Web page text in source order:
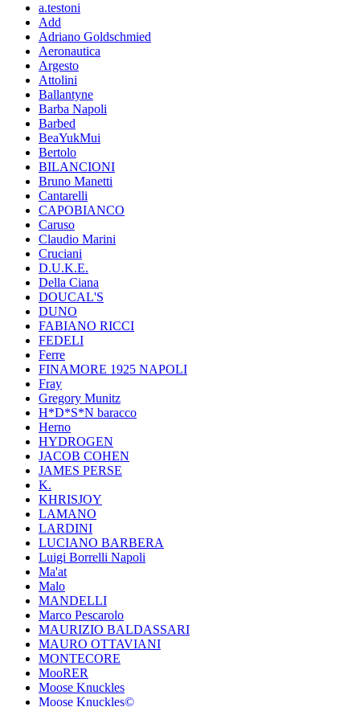
a.testoni
Add
Adriano Goldschmied
Aeronautica
Argesto
Attolini
Ballantyne
Barba Napoli
Barbed
BeaYukMui
Bertolo
BILANCIONI
Bruno Manetti
Cantarelli
CAPOBIANCO
Caruso
Claudio Marini
Cruciani
D.U.K.E.
Della Ciana
DOUCAL'S
DUNO
FABIANO RICCI
FEDELI
Ferre
FINAMORE 1925 NAPOLI
Fray
Gregory Munitz
H*D*S*N baracco
Herno
HYDROGEN
JACOB COHEN
JAMES PERSE
K.
KHRISJOY
LAMANO
LARDINI
LUCIANO BARBERA
Luigi Borrelli Napoli
Ma'at
Malo
MANDELLI
Marco Pescarolo
MAURIZIO BALDASSARI
MAURO OTTAVIANI
MONTECORE
MooRER
Moose Knuckles
Moose Knuckles©️